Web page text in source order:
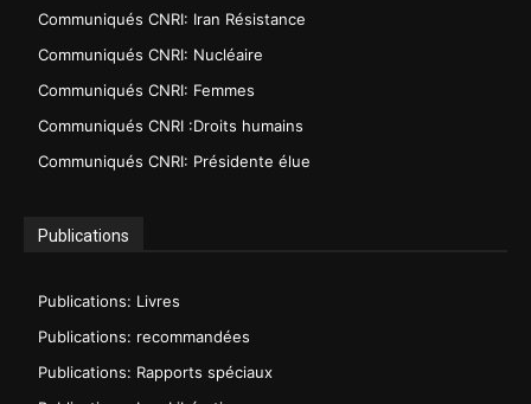
Communiqués CNRI: Iran Résistance
Communiqués CNRI: Nucléaire
Communiqués CNRI: Femmes
Communiqués CNRI :Droits humains
Communiqués CNRI: Présidente élue
Publications
Publications: Livres
Publications: recommandées
Publications: Rapports spéciaux